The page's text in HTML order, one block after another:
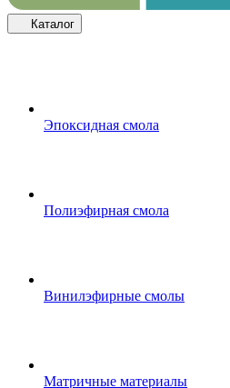
Каталог
Эпоксидная смола
Полиэфирная смола
Винилэфирные смолы
Матричные материалы